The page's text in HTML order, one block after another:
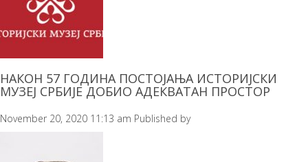
НАКОН 57 ГОДИНА ПОСТОЈАЊА ИСТОРИЈСКИ
МУЗЕЈ СРБИЈЕ ДОБИО АДЕКВАТАН ПРОСТОР
November 20, 2020 11:13 am Published by